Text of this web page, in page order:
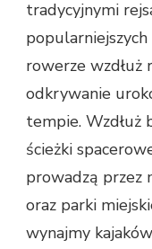
tradycyjnymi
rowerze wzdłuż
odkrywanie
tempie. Wzdłuż
ścieżki
prowadzą przez
oraz parki
wynajmy